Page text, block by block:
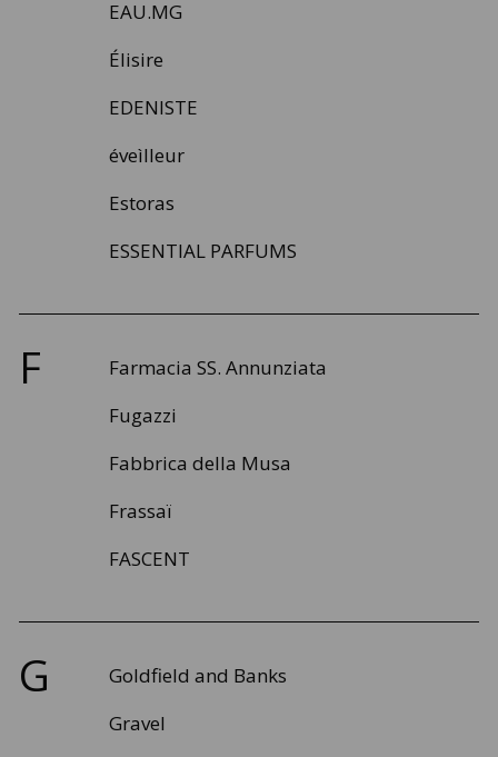
EAU.MG
Élisire
EDENISTE
éveìlleur
Estoras
ESSENTIAL PARFUMS
F
Farmacia SS. Annunziata
Fugazzi
Fabbrica della Musa
Frassaï
FASCENT
G
Goldfield and Banks
Gravel